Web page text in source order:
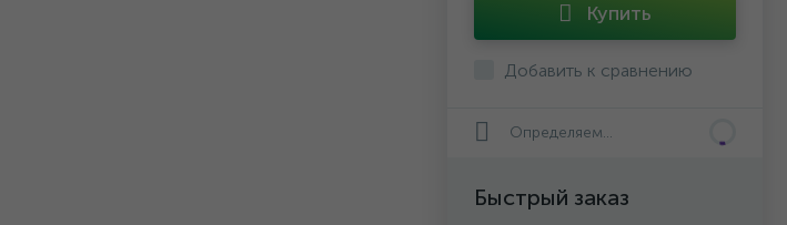
Купить
Добавить к сравнению
Определяем...
Быстрый заказ